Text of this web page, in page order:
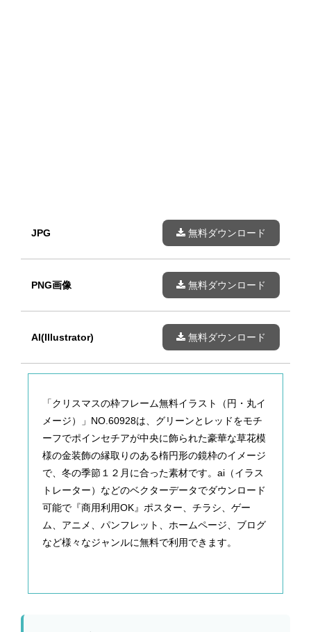
JPG 無料ダウンロード
PNG画像 無料ダウンロード
AI(Illustrator) 無料ダウンロード
「クリスマスの枠フレーム無料イラスト（円・丸イ
メージ）」NO.60928は、グリーンとレッドをモチ
ーフでポインセチアが中央に飾られた豪華な草花模
様の金装飾の縁取りのある楕円形の鏡枠のイメージ
で、冬の季節１２月に合った素材です。ai（イラス
トレーター）などのベクターデータでダウンロード
可能で『商用利用OK』ポスター、チラシ、ゲー
ム、アニメ、パンフレット、ホームページ、ブログ
など様々なジャンルに無料で利用できます。